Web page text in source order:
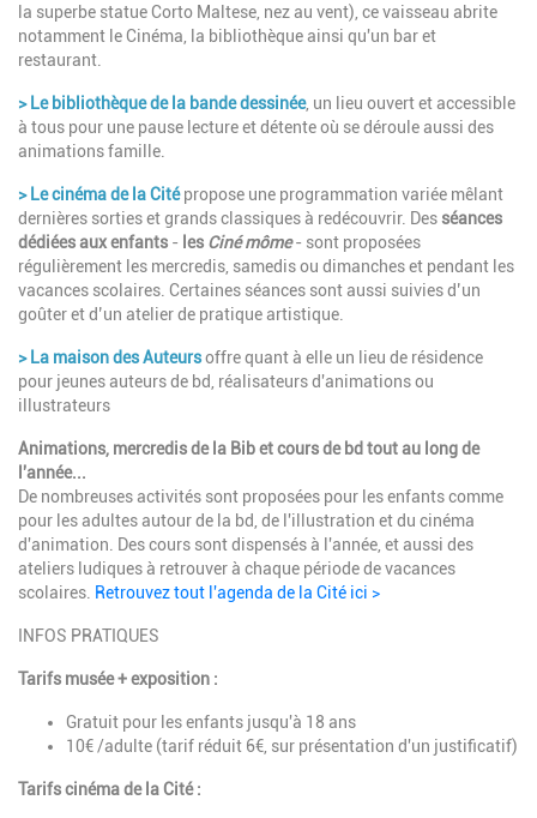
la superbe statue Corto Maltese, nez au vent), ce vaisseau abrite
notamment le Cinéma, la bibliothèque ainsi qu'un bar et
restaurant.
> Le bibliothèque de la bande dessinée, un lieu ouvert et accessible
à tous pour une pause lecture et détente où se déroule aussi des
animations famille.
> Lecinéma de la Citépropose une programmation variée mêlant
dernières sorties et grands classiques à redécouvrir. Desséances
dédiées aux enfants - les Ciné môme- sont proposées
régulièrement les mercredis, samedis ou dimanches et pendant les
vacances scolaires. Certaines séances sont aussi suivies d’un
goûter et d’un atelier de pratique artistique.
> La maison des Auteursoffre quant à elle un lieu de résidence
pour jeunes auteurs de bd, réalisateurs d'animations ou
illustrateurs
Animations, mercredis de la Bib et cours de bd tout au long de
l'année...
De nombreuses activités sont proposées pour les enfants comme
pour les adultes autour de la bd, de l'illustration et du cinéma
d'animation. Des cours sont dispensés à l'année, et aussi des
ateliers ludiques à retrouver à chaque période de vacances
scolaires. Retrouvez tout l'agenda de la Cité ici >
INFOS PRATIQUES
Tarifs musée + exposition :
Gratuit pour les enfants jusqu'à 18 ans
10€ /adulte (tarif réduit 6€, sur présentation d'un justificatif)
Tarifs cinéma de la Cité :